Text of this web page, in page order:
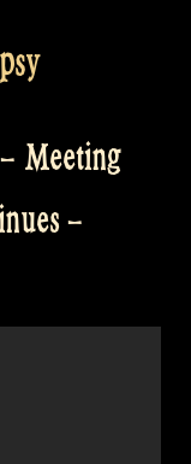
Meeting
–